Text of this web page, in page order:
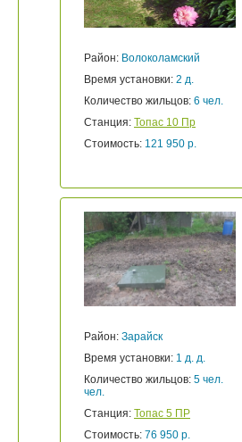
Район: Волоколамский
Время установки: 2 д.
Количество жильцов: 6 чел.
Станция: Топас 10 Пр
Стоимость: 121 950 р.
Район: Зарайск
Время установки: 1 д. д.
Количество жильцов: 5 чел.
чел.
Станция: Топас 5 ПР
Стоимость: 76 950 р.